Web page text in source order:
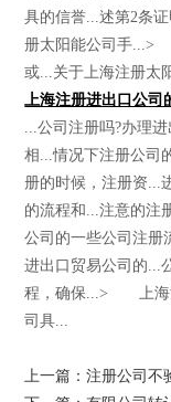
具的信誉...述第2条
册太阳能公司手...>
或...关于上海注册太
上海注册进出口公司
...公司注册吗?办理
相...情况下注册公司
册的时候，注册资...
的流程和...注意的注
公司的一些公司注册
进出口贸易公司的...
程，确保...> 上海
司具...
上一篇：注册公司